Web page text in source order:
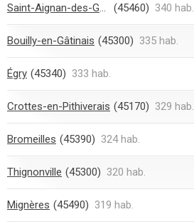
Saint-Aignan-des-Gués (45460) 340 hab.
Bouilly-en-Gâtinais (45300) 335 hab.
Égry (45340) 333 hab.
Crottes-en-Pithiverais (45170) 329 hab.
Bromeilles (45390) 324 hab.
Thignonville (45300) 320 hab.
Mignères (45490) 319 hab.